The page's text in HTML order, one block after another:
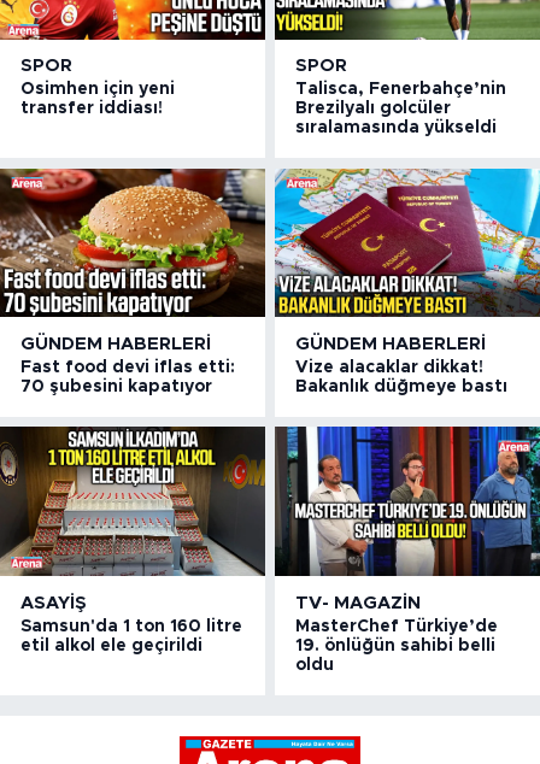
SPOR
Osimhen için yeni
transfer iddiası!
SPOR
Talisca, Fenerbahçe’nin
Brezilyalı golcüler
sıralamasında yükseldi
GÜNDEM HABERLERI
Fast food devi iflas etti:
70 şubesini kapatıyor
GÜNDEM HABERLERI
Vize alacaklar dikkat!
Bakanlık düğmeye bastı
ASAYIŞ
Samsun'da 1 ton 160 litre
etil alkol ele geçirildi
TV- MAGAZIN
MasterChef Türkiye’de
19. önlüğün sahibi belli
oldu